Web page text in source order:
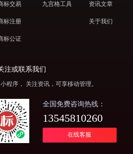
标交易
标注册
标公证
九宫格工具 资讯文章
关于我们
注或联系我们
程序， 关注资讯，可享移动管理。
全国免费咨询热线：
13545810260
在线客服